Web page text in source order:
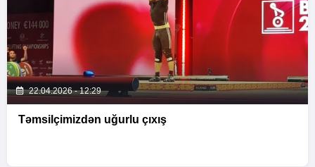
22.04.2026 - 12:29
Təmsilçimizdən uğurlu çıxış